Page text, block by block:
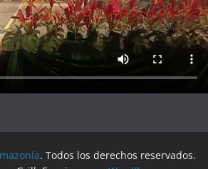
. Todos los derechos reservados.